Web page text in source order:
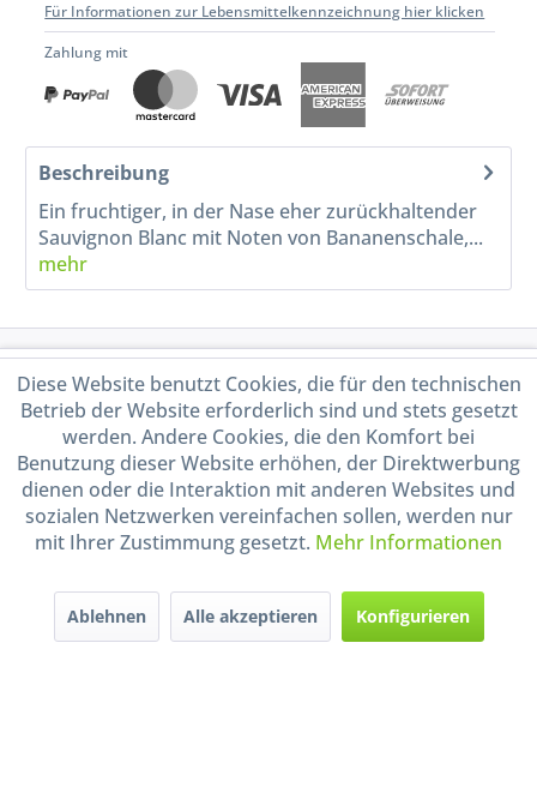
Für Informationen zur Lebensmittelkennzeichnung hier klicken
Zahlung mit
Beschreibung
Ein fruchtiger, in der Nase eher zurückhaltender
Sauvignon Blanc mit Noten von Bananenschale,...
mehr
Service Hotline
Shop Service
Informationen
Handel mit BIO-Weinen
durch DE-ÖKO-009
Diese Website benutzt Cookies, die für den technischen
Betrieb der Website erforderlich sind und stets gesetzt
werden. Andere Cookies, die den Komfort bei
Benutzung dieser Website erhöhen, der Direktwerbung
dienen oder die Interaktion mit anderen Websites und
sozialen Netzwerken vereinfachen sollen, werden nur
mit Ihrer Zustimmung gesetzt. Mehr Informationen
Ablehnen Alle akzeptieren Konfigurieren